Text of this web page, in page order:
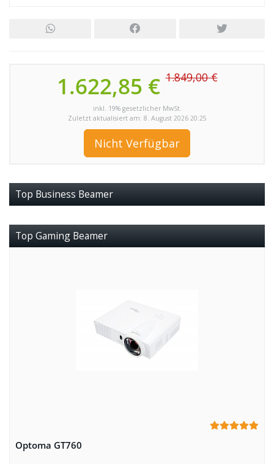
1.622,85 €1.849,00 €
inkl. 19% gesetzlicher MwSt.
Zuletzt aktualisiert am: 8. August 2026 20:25
Nicht Verfügbar
Top Business Beamer
Top Gaming Beamer
Optoma GT760